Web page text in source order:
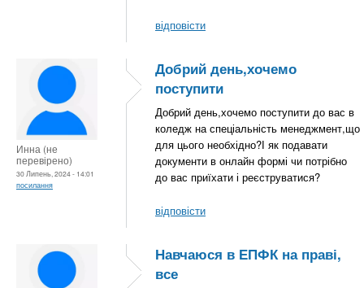
відповісти
Инна (не
перевірено)
30 Липень, 2024 - 14:01
посилання
Добрий день,хочемо
поступити
Добрий день,хочемо поступити до вас в
коледж на спеціальність менеджмент,що
для цього необхідно?І як подавати
документи в онлайн формі чи потрібно
до вас приїхати і реєструватися?
відповісти
Навчаюся в ЕПФК на праві,
все